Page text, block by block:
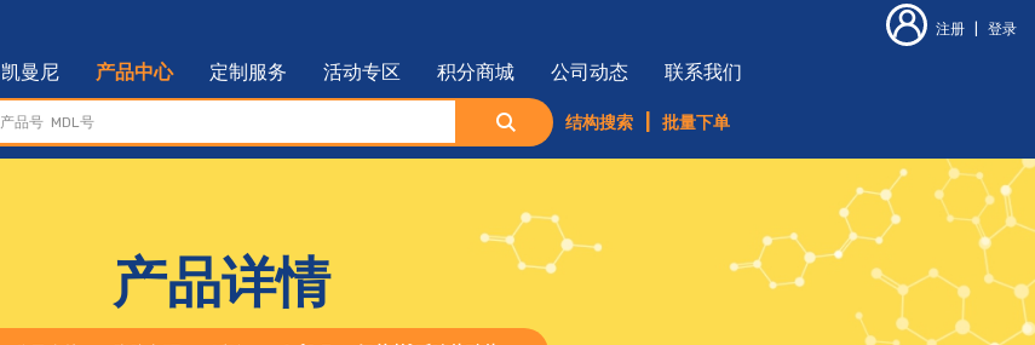
注册 登录
凯曼尼 产品中心 定制服务 活动专区 积分商城 公司动态 联系我们
结构搜索 批量下单
产品详情